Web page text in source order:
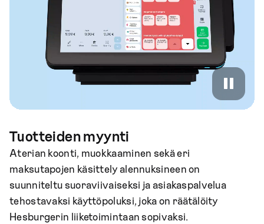
Tuotteiden myynti
Aterian koonti, muokkaaminen sekä eri
maksutapojen käsittely alennuksineen on
suunniteltu suoraviivaiseksi ja asiakaspalvelua
tehostavaksi käyttöpoluksi, joka on räätälöity
Hesburgerin liiketoimintaan sopivaksi.